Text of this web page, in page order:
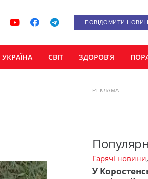
ПОВІДОМИТИ
УКРАЇНА СВІТ ЗДОРОВ’Я
РЕКЛАМА
Гарячі новини,
У